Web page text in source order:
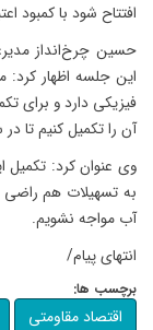
افتتاح شود با کمبود
حسین چرخ‌انداز
آن را تکمیل کنیم تا در سال ۱۴۰۰ با کمبود آب
به تسهیلات هم راضی
آب مواجه نشویم.
انتهای پیام/
برچسب ها:
اقتصاد مقاومتی